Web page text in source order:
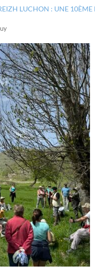
LUCHON : UNE 10ÈME